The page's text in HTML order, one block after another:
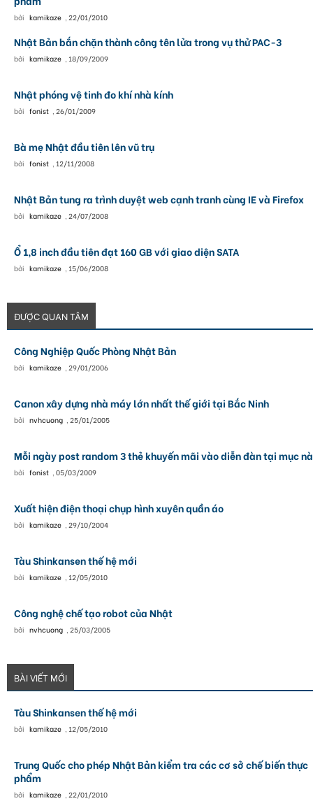
bởi kamikaze , 22/01/2010
Nhật Bản bắn chặn thành công tên lửa trong vụ thử PAC-3
bởi kamikaze , 18/09/2009
Nhật phóng vệ tinh đo khí nhà kính
bởi fonist , 26/01/2009
Bà mẹ Nhật đầu tiên lên vũ trụ
bởi fonist , 12/11/2008
Nhật Bản tung ra trình duyệt web cạnh tranh cùng IE và Firefox
bởi kamikaze , 24/07/2008
Ổ 1,8 inch đầu tiên đạt 160 GB với giao diện SATA
bởi kamikaze , 15/06/2008
ĐƯỢC QUAN TÂM
Công Nghiệp Quốc Phòng Nhật Bản
bởi kamikaze , 29/01/2006
Canon xây dựng nhà máy lớn nhất thế giới tại Bắc Ninh
bởi nvhcuong , 25/01/2005
Mỗi ngày post random 3 thẻ khuyến mãi vào diễn đàn tại mục
bởi fonist , 05/03/2009
Xuất hiện điện thoại chụp hình xuyên quần áo
bởi kamikaze , 29/10/2004
Tàu Shinkansen thế hệ mới
bởi kamikaze , 12/05/2010
Công nghệ chế tạo robot của Nhật
bởi nvhcuong , 25/03/2005
BÀI VIẾT MỚI
Tàu Shinkansen thế hệ mới
bởi kamikaze , 12/05/2010
Trung Quốc cho phép Nhật Bản kiểm tra các cơ sở chế biến thực
phẩm
bởi kamikaze , 22/01/2010